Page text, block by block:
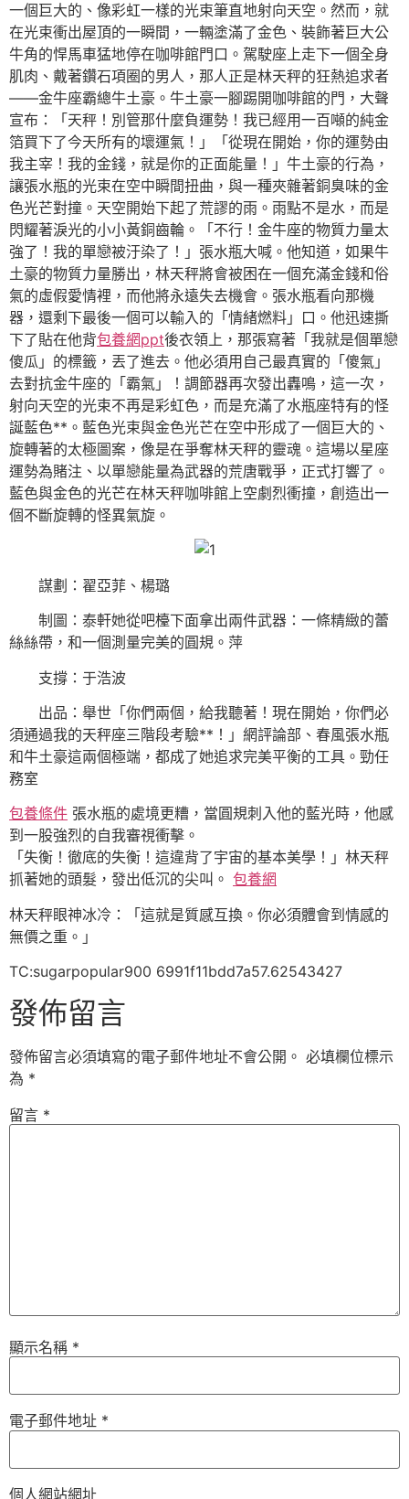
一個巨大的、像彩虹一樣的光束筆直地射向天空。然而，就
在光束衝出屋頂的一瞬間，一輛塗滿了金色、裝飾著巨大公
牛角的悍馬車猛地停在咖啡館門口。駕駛座上走下一個全身
肌肉、戴著鑽石項圈的男人，那人正是林天秤的狂熱追求者
——金牛座霸總牛土豪。牛土豪一腳踢開咖啡館的門，大聲
宣布：「天秤！別管那什麼負運勢！我已經用一百噸的純金
箔買下了今天所有的壞運氣！」「從現在開始，你的運勢由
我主宰！我的金錢，就是你的正面能量！」牛土豪的行為，
讓張水瓶的光束在空中瞬間扭曲，與一種夾雜著銅臭味的金
色光芒對撞。天空開始下起了荒謬的雨。雨點不是水，而是
閃耀著淚光的小小黃銅齒輪。「不行！金牛座的物質力量太
強了！我的單戀被汙染了！」張水瓶大喊。他知道，如果牛
土豪的物質力量勝出，林天秤將會被困在一個充滿金錢和俗
氣的虛假愛情裡，而他將永遠失去機會。張水瓶看向那機
器，還剩下最後一個可以輸入的「情緒燃料」口。他迅速撕
下了貼在他背包養網ppt後衣領上，那張寫著「我就是個單戀
傻瓜」的標籤，丟了進去。他必須用自己最真實的「傻氣」
去對抗金牛座的「霸氣」！調節器再次發出轟鳴，這一次，
射向天空的光束不再是彩虹色，而是充滿了水瓶座特有的怪
誕藍色**。藍色光束與金色光芒在空中形成了一個巨大的、
旋轉著的太極圖案，像是在爭奪林天秤的靈魂。這場以星座
運勢為賭注、以單戀能量為武器的荒唐戰爭，正式打響了。
藍色與金色的光芒在林天秤咖啡館上空劇烈衝撞，創造出一
個不斷旋轉的怪異氣旋。
謀劃：翟亞菲、楊璐
制圖：泰軒她從吧檯下面拿出兩件武器：一條精緻的蕾
絲絲帶，和一個測量完美的圓規。萍
支撐：于浩波
出品：舉世「你們兩個，給我聽著！現在開始，你們必
須通過我的天秤座三階段考驗**！」網評論部、春風張水瓶
和牛土豪這兩個極端，都成了她追求完美平衡的工具。勁任
務室
包養條件 張水瓶的處境更糟，當圓規刺入他的藍光時，他感
到一股強烈的自我審視衝擊。
「失衡！徹底的失衡！這違背了宇宙的基本美學！」林天秤
抓著她的頭髮，發出低沉的尖叫。 包養網
林天秤眼神冰冷：「這就是質感互換。你必須體會到情感的
無價之重。」
TC:sugarpopular900 6991f11bdd7a57.62543427
發佈留言
發佈留言必須填寫的電子郵件地址不會公開。 必填欄位標示
為 *
留言 *
顯示名稱 *
電子郵件地址 *
個人網站網址